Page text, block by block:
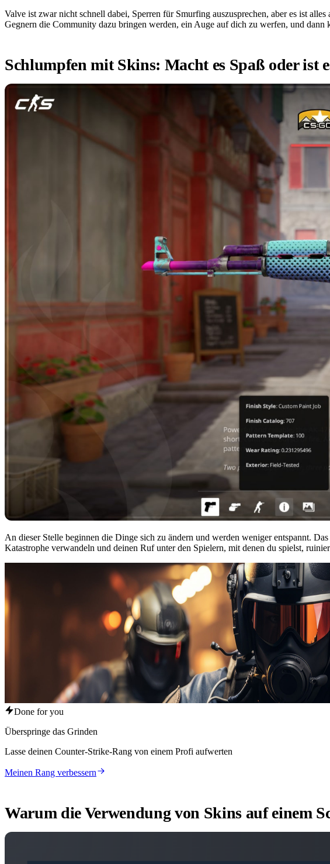
Valve ist zwar nicht schnell dabei, Sperren für Smurfing auszusprechen, aber es ist
Gegnern die Community dazu bringen werden, ein Auge auf dich zu werfen, und dann
Schlumpfen mit Skins: Macht es Spaß oder ist
An dieser Stelle beginnen die Dinge sich zu ändern und werden weniger entspannt.
Katastrophe verwandeln und deinen Ruf unter den Spielern, mit denen du spielst,
Done for you
Überspringe das Grinden
Lasse deinen Counter-Strike-Rang von einem Profi aufwerten
Meinen Rang verbessern
Warum die Verwendung von Skins auf einem